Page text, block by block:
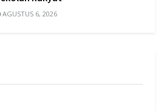
AGUSTUS 6, 2026